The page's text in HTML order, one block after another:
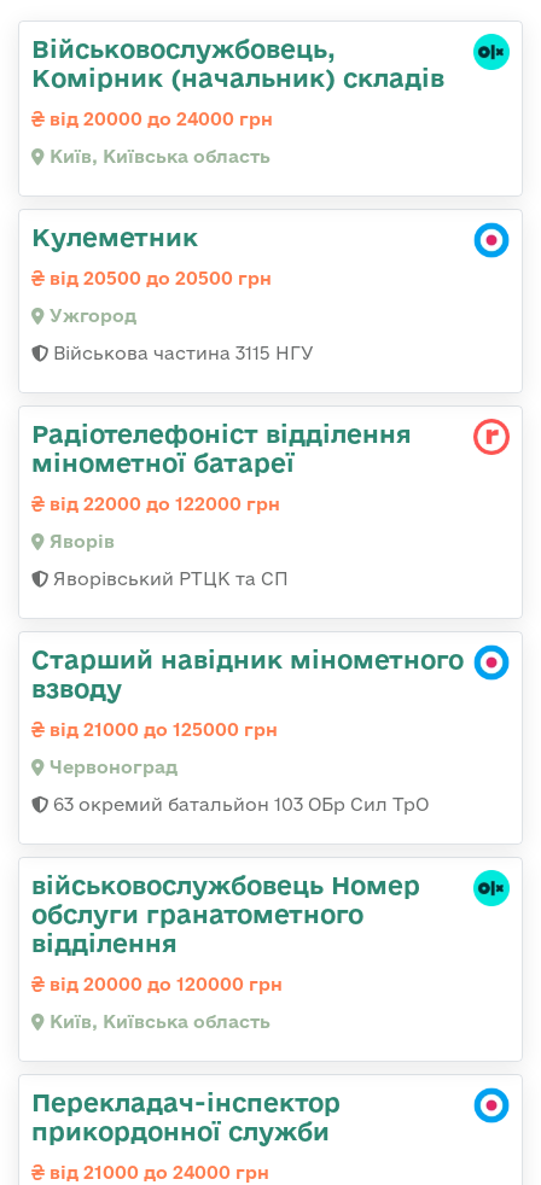
Військовослужбовець,
Комірник (начальник) складів
від 20000 до 24000 грн
Київ, Київська область
Кулеметник
від 20500 до 20500 грн
Ужгород
Військова частина 3115 НГУ
Радіотелефоніст відділення
мінометної батареї
від 22000 до 122000 грн
Яворів
Яворівський РТЦК та СП
Старший навідник мінометного
взводу
від 21000 до 125000 грн
Червоноград
63 окремий батальйон 103 ОБр Сил ТрО
військовослужбовець Номер
обслуги гранатометного
відділення
від 20000 до 120000 грн
Київ, Київська область
Перекладач-інспектор
прикордонної служби
від 21000 до 24000 грн